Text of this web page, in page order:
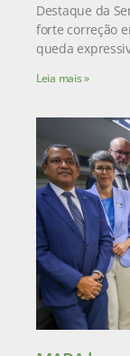
Destaque da
forte correção
queda
Leia mais »